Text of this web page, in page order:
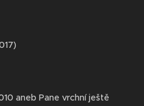
aneb Pane vrchní ještě